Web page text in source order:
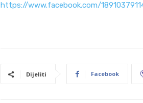
https://www.facebook.com/
Dijeliti Facebook